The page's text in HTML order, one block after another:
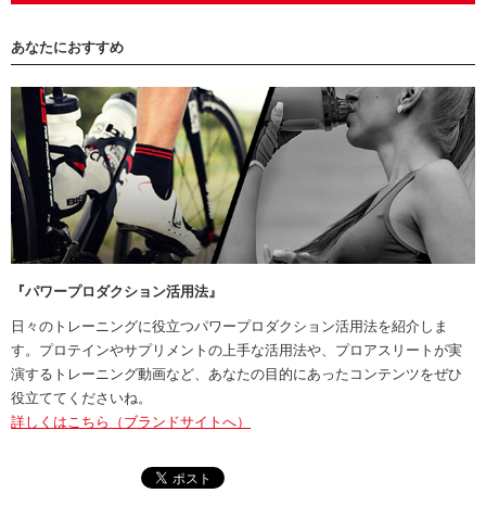
あなたにおすすめ
『パワープロダクション活用法』
日々のトレーニングに役立つパワープロダクション活用法を紹介しま
す。プロテインやサプリメントの上手な活用法や、プロアスリートが実
演するトレーニング動画など、あなたの目的にあったコンテンツをぜひ
役立ててくださいね。
詳しくはこちら（ブランドサイトへ）